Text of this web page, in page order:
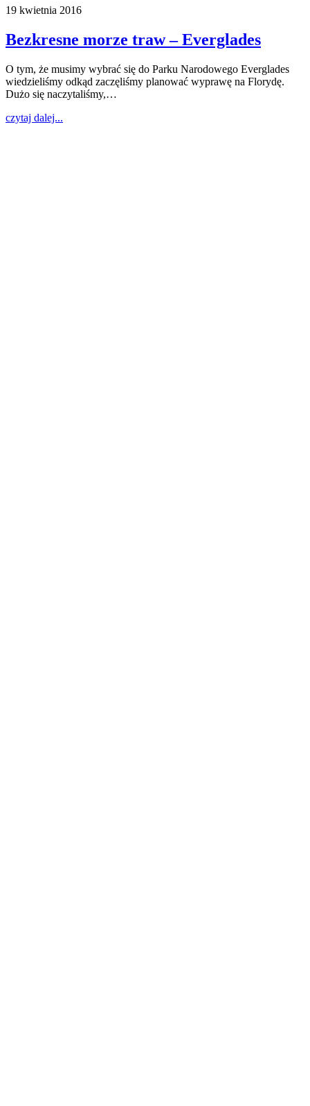
19 kwietnia 2016
Bezkresne morze traw – Everglades
O tym, że musimy wybrać się do Parku Narodowego Everglades
wiedzieliśmy odkąd zaczęliśmy planować wyprawę na Florydę.
Dużo się naczytaliśmy,…
czytaj dalej...